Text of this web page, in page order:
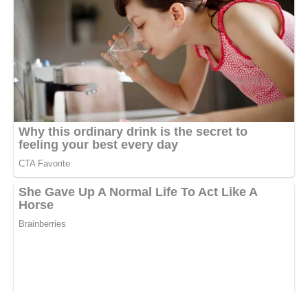
Поминай нас перед престолом Вседержителя і умоли
Господа, нехай дасть багатьох наших гріхів прощення,
безбідне і мирне житіє нехай дасть нам, cмepті ж живота
непосоромлена і мирних та й блаженства вічного в
майбутньому веце сподобив нас, так невпинно возсилаємо
славу і подяку Отцю і Сину і Духу святому, нині, і
повсякчас, і на віки віків. Амінь. »
Молитва святому Миколаю Чудотворцю:
«Про Всесвятий Миколу, догоджаючи преізрядний